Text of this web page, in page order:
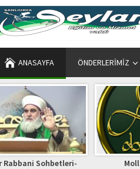
ANASAYFA ÖNDERLERIMIZ
Molla Hüsrev (k.s)